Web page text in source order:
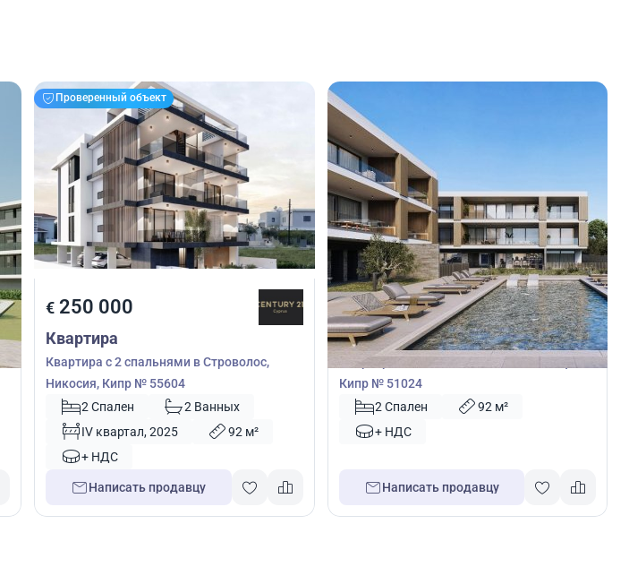
Проверенный объект
€ 250 000
Квартира
Квартира с 2 спальнями в Строволос,
Никосия, Кипр № 55604
2 Спален
2 Ванных
IV квартал, 2025
92 м²
+ НДС
Написать продавцу
€259 000
Квартира
Квартира с 2 спальнями в Месоги, Пафос,
Кипр № 51024
2 Спален
92 м²
+ НДС
Написать продавцу